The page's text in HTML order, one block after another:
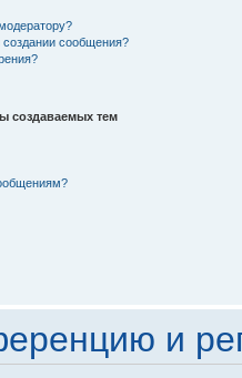
создании сообщения?
создаваемых тем
и